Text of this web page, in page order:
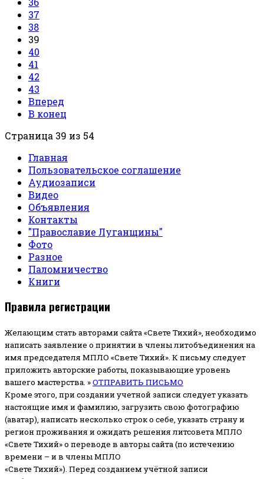
37
38
39
40
41
42
43
Вперед
В конец
Страница 39 из 54
Главная
Пользовательское соглашение
Аудиозаписи
Видео
Объявления
Контакты
"Православие Луганщины"
Фото
Разное
Паломничество
Книги
Правила регистрации
Желающим стать авторами сайта «Свете Тихий», необходимо
написать заявление о принятии в члены литобъединения на
имя председателя МПЛО «Свете Тихий». К письму следует
приложить авторские работы, показывающие уровень
вашего мастерства. »ОТПРАВИТЬ ПИСЬМО
Кроме этого, при создании учетной записи следует указать
настоящие имя и фамилию, загрузить свою фотографию
(аватар), написать несколько строк о себе, указать страну и
регион проживания и ожидать решения литсовета МПЛО
«Свете Тихий» о переводе в авторы сайта (по истечению
времени – и в члены МПЛО
«Свете Тихий»). Перед созданием учётной записи